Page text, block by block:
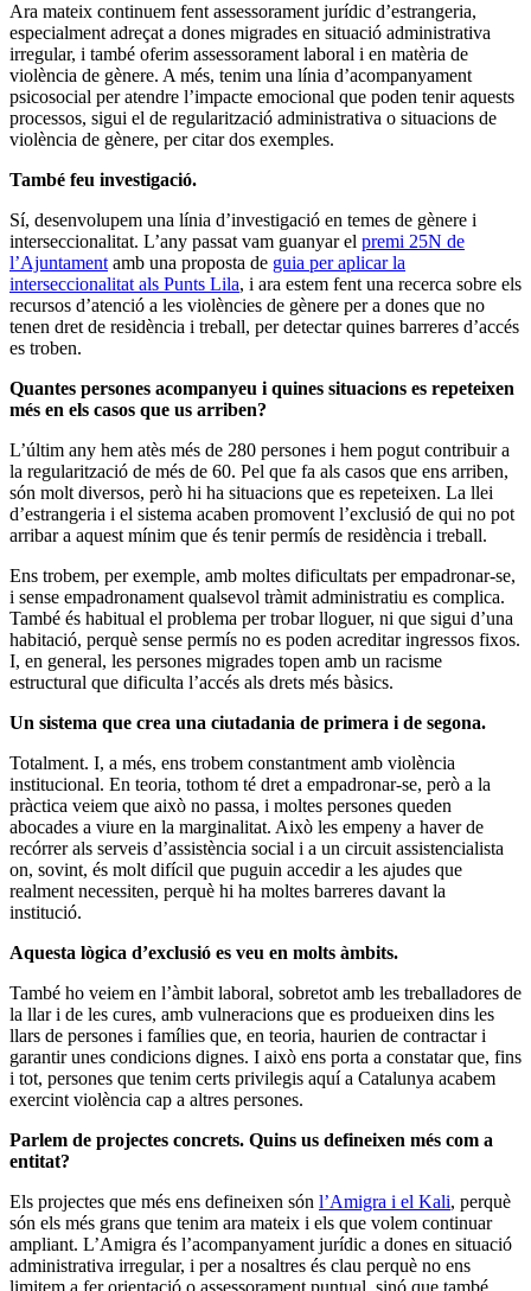
Ara mateix continuem fent assessorament jurídic d’estrangeria,
especialment adreçat a dones migrades en situació administrativa
irregular, i també oferim assessorament laboral i en matèria de
violència de gènere. A més, tenim una línia d’acompanyament
psicosocial per atendre l’impacte emocional que poden tenir aquests
processos, sigui el de regularització administrativa o situacions de
violència de gènere, per citar dos exemples.
També feu investigació.
Sí, desenvolupem una línia d’investigació en temes de gènere i
interseccionalitat. L’any passat vam guanyar el premi 25N de
l’Ajuntamentamb una proposta de guia per aplicar la
interseccionalitat als Punts Lila, i ara estem fent una recerca sobre els
recursos d’atenció a les violències de gènere per a dones que no
tenen dret de residència i treball, per detectar quines barreres d’accés
es troben.
Quantes persones acompanyeu i quines situacions es repeteixen
més en els casos que us arriben?
L’últim any hem atès més de 280 persones i hem pogut contribuir a
la regularització de més de 60. Pel que fa als casos que ens arriben,
són molt diversos, però hi ha situacions que es repeteixen. La llei
d’estrangeria i el sistema acaben promovent l’exclusió de qui no pot
arribar a aquest mínim que és tenir permís de residència i treball.
Ens trobem, per exemple, amb moltes dificultats per empadronar-se,
i sense empadronament qualsevol tràmit administratiu es complica.
També és habitual el problema per trobar lloguer, ni que sigui d’una
habitació, perquè sense permís no es poden acreditar ingressos fixos.
I, en general, les persones migrades topen amb un racisme
estructural que dificulta l’accés als drets més bàsics.
Un sistema que crea una ciutadania de primera i de segona.
Totalment. I, a més, ens trobem constantment amb violència
institucional. En teoria, tothom té dret a empadronar-se, però a la
pràctica veiem que això no passa, i moltes persones queden
abocades a viure en la marginalitat. Això les empeny a haver de
recórrer als serveis d’assistència social i a un circuit assistencialista
on, sovint, és molt difícil que puguin accedir a les ajudes que
realment necessiten, perquè hi ha moltes barreres davant la
institució.
Aquesta lògica d’exclusió es veu en molts àmbits.
També ho veiem en l’àmbit laboral, sobretot amb les treballadores de
la llar i de les cures, amb vulneracions que es produeixen dins les
llars de persones i famílies que, en teoria, haurien de contractar i
garantir unes condicions dignes. I això ens porta a constatar que, fins
i tot, persones que tenim certs privilegis aquí a Catalunya acabem
exercint violència cap a altres persones.
Parlem de projectes concrets. Quins us defineixen més com a
entitat?
Els projectes que més ens defineixen són l’Amigra i el Kali, perquè
són els més grans que tenim ara mateix i els que volem continuar
ampliant. L’Amigra és l’acompanyament jurídic a dones en situació
administrativa irregular, i per a nosaltres és clau perquè no ens